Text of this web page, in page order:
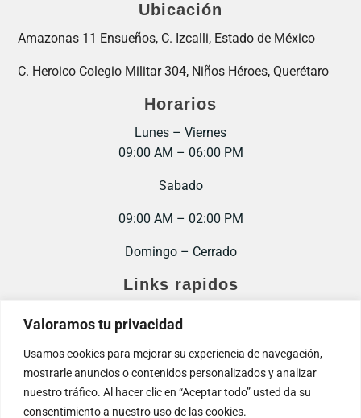
Valoramos tu privacidad
Usamos cookies para mejorar su experiencia de navegación,
mostrarle anuncios o contenidos personalizados y analizar
nuestro tráfico. Al hacer clic en “Aceptar todo” usted da su
consentimiento a nuestro uso de las cookies.
Ubicación
Amazonas 11 Ensueños, C. Izcalli, Estado de México
C. Heroico Colegio Militar 304, Niños Héroes, Querétaro
Horarios
Lunes – Viernes
09:00 AM – 06:00 PM
Sabado
09:00 AM – 02:00 PM
Domingo – Cerrado
Links rapidos
Inicio
Contacto
Trabaja con nosotros